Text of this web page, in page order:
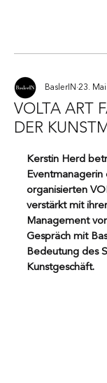
VOLTA ART
DER
BaslerIN 23.
Kerstin Herd
organisierten
verstärkt mit
Management
Gespräch mit
Bedeutung des
Kunstgeschäft.